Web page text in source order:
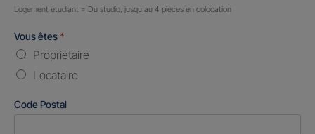
Logement étudiant = Du studio, jusqu'au 4 pièces en colocation
Vous êtes *
Propriétaire
Locataire
Code Postal